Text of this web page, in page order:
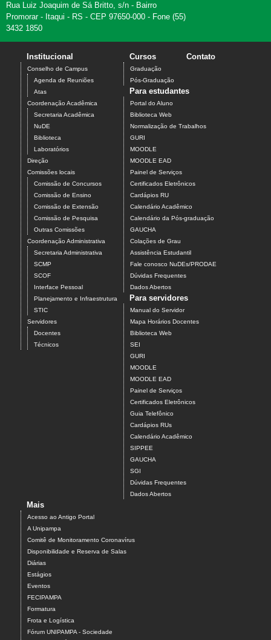
Rua Luiz Joaquim de Sá Britto, s/n - Bairro
Promorar - Itaqui - RS - CEP 97650-000 - Fone (55)
3432 1850
Institucional
Conselho de Campus
Agenda de Reuniões
Atas
Coordenação Acadêmica
Secretaria Acadêmica
NuDE
Biblioteca
Laboratórios
Direção
Comissões locais
Comissão de Concursos
Comissão de Ensino
Comissão de Extensão
Comissão de Pesquisa
Outras Comissões
Coordenação Administrativa
Secretaria Administrativa
SCMP
SCOF
Interface Pessoal
Planejamento e Infraestrutura
STIC
Servidores
Docentes
Técnicos
Cursos
Graduação
Pós-Graduação
Contato
Para estudantes
Portal do Aluno
Biblioteca Web
Normalização de Trabalhos
GURI
MOODLE
MOODLE EAD
Painel de Serviços
Certificados Eletrônicos
Cardápios RU
Calendário Acadêmico
Calendário da Pós-graduação
GAUCHA
Colações de Grau
Assistência Estudantil
Fale conosco NuDEs/PRODAE
Dúvidas Frequentes
Dados Abertos
Para servidores
Manual do Servidor
Mapa Horários Docentes
Biblioteca Web
SEI
GURI
MOODLE
MOODLE EAD
Painel de Serviços
Certificados Eletrônicos
Guia Telefônico
Cardápios RUs
Calendário Acadêmico
SIPPEE
GAUCHA
SGI
Dúvidas Frequentes
Dados Abertos
Mais
Acesso ao Antigo Portal
A Unipampa
Comitê de Monitoramento Coronavírus
Disponibilidade e Reserva de Salas
Diárias
Estágios
Eventos
FECIPAMPA
Formatura
Frota e Logística
Fórum UNIPAMPA - Sociedade